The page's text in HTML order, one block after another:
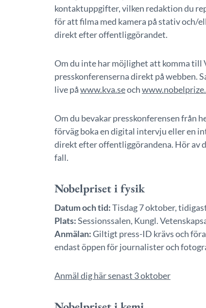
kontaktuppgifter, vilken redaktion du
för att filma med kamera på stativ och/
direkt efter offentliggörandet.
Om du inte har möjlighet att komma till
presskonferenserna direkt på webben.
live påwww.kva.seoch
Om du bevakar presskonferensen från
förväg boka en digital intervju eller en
direkt efter offentliggörandena. Hör av
fall.
Nobelpriset i fysik
Datum och tid:Tisdag 7 oktober,
Plats:Sessionssalen, Kungl.
Anmälan:Giltigt press-ID krävs och
endast öppen för journalister och
Anmäl dig här senast 3 oktober